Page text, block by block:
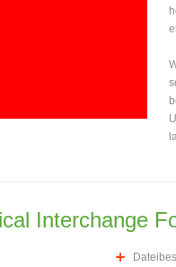
Interchange